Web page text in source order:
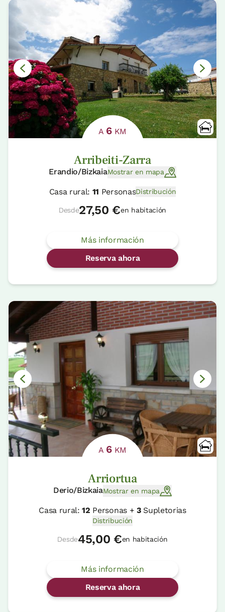
A 6 KM
Arribeiti-Zarra
Erandio/BizkaiaMostrar en mapa
Casa rural: 11 PersonasDistribución
Desde27,50 €en habitación
Más información
Reserva ahora
A 6 KM
Arriortua
Derio/BizkaiaMostrar en mapa
Casa rural:12 Personas + 3Supletorias
Distribución
Desde45,00 €en habitación
Más información
Reserva ahora